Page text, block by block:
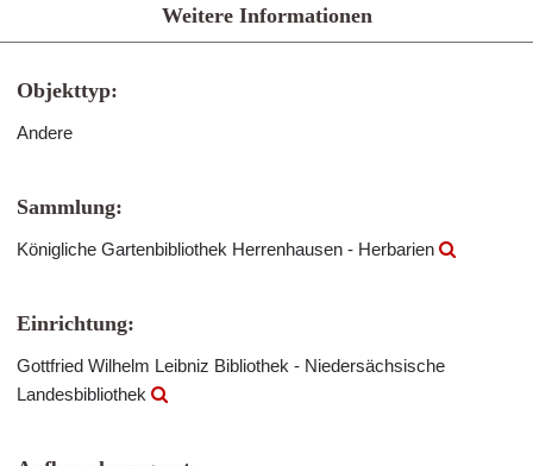
Weitere Informationen
Objekttyp:
Andere
Sammlung:
Königliche Gartenbibliothek Herrenhausen - Herbarien
Einrichtung:
Gottfried Wilhelm Leibniz Bibliothek - Niedersächsische
Landesbibliothek